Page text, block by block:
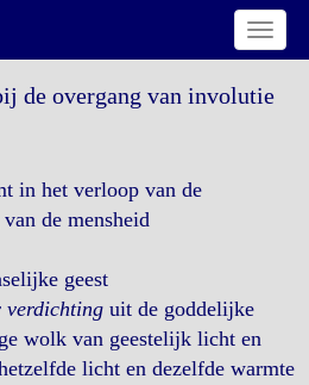
Toggle
de overgang van involutie
in het verloop van de
de mensheid
geest
verdichting uit de goddelijke
wolk van geestelijk licht en
licht en dezelfde warmte